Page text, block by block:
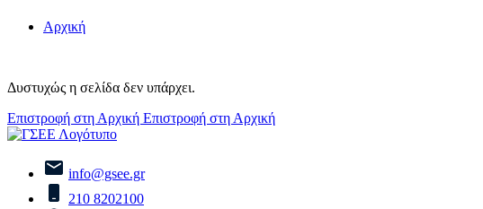
Αρχική
Δυστυχώς η σελίδα δεν υπάρχει.
Επιστροφή στη Αρχική Επιστροφή στη Αρχική
info@gsee.gr
210 8202100